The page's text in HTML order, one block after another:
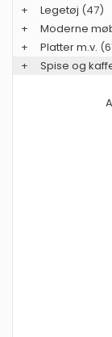
+
Legetøj (47)
+
Moderne
+
Platter m.v.
+
Spise og